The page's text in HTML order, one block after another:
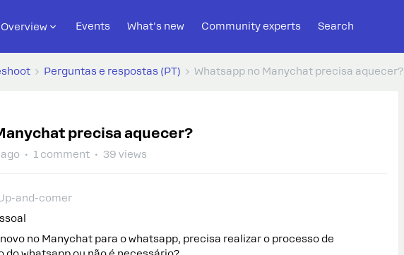
Overview Events What's new Community experts Search
Perguntas e respostas (PT) Whatsapp no Manychat precisa aquecer?
precisa aquecer?
1 comment 39 views
and-comer
no Manychat para o whatsapp, precisa realizar o processo de